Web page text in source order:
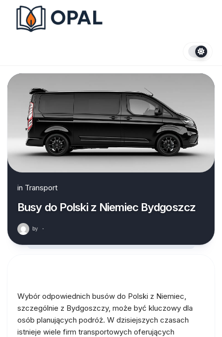
content
in Transport
Busy do Polski z Niemiec Bydgoszcz
by ·
Wybór odpowiednich busów do Polski z Niemiec,
szczególnie z Bydgoszczy, może być kluczowy dla
osób planujących podróż. W dzisiejszych czasach
istnieje wiele firm transportowych oferujących